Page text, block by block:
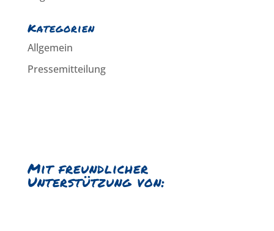
Kategorien
Allgemein
Pressemitteilung
Mit freundlicher
Unterstützung von: